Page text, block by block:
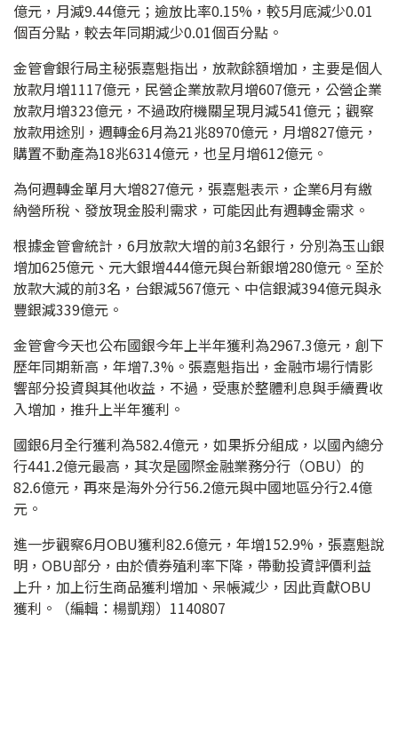
億元，月減9.44億元；逾放比率0.15%，較5月底減少0.01
個百分點，較去年同期減少0.01個百分點。
金管會銀行局主秘張嘉魁指出，放款餘額增加，主要是個人
放款月增1117億元，民營企業放款月增607億元，公營企業
放款月增323億元，不過政府機關呈現月減541億元；觀察
放款用途別，週轉金6月為21兆8970億元，月增827億元，
購置不動產為18兆6314億元，也呈月增612億元。
為何週轉金單月大增827億元，張嘉魁表示，企業6月有繳
納營所稅、發放現金股利需求，可能因此有週轉金需求。
根據金管會統計，6月放款大增的前3名銀行，分別為玉山銀
增加625億元、元大銀增444億元與台新銀增280億元。至於
放款大減的前3名，台銀減567億元、中信銀減394億元與永
豐銀減339億元。
金管會今天也公布國銀今年上半年獲利為2967.3億元，創下
歷年同期新高，年增7.3%。張嘉魁指出，金融市場行情影
響部分投資與其他收益，不過，受惠於整體利息與手續費收
入增加，推升上半年獲利。
國銀6月全行獲利為582.4億元，如果拆分組成，以國內總分
行441.2億元最高，其次是國際金融業務分行（OBU）的
82.6億元，再來是海外分行56.2億元與中國地區分行2.4億
元。
進一步觀察6月OBU獲利82.6億元，年增152.9%，張嘉魁說
明，OBU部分，由於債券殖利率下降，帶動投資評價利益
上升，加上衍生商品獲利增加、呆帳減少，因此貢獻OBU
獲利。（編輯：楊凱翔）1140807